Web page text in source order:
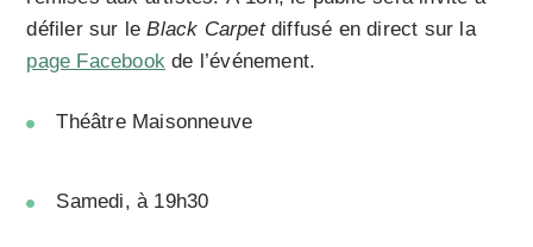
défiler sur leBlack Carpetdiffusé en direct sur la
page Facebook de l’événement.
Théâtre Maisonneuve
Samedi, à 19h30